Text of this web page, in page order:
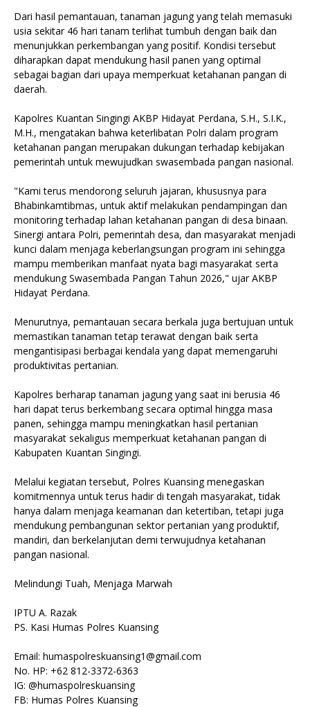
Dari hasil pemantauan, tanaman jagung yang telah memasuki
usia sekitar 46 hari tanam terlihat tumbuh dengan baik dan
menunjukkan perkembangan yang positif. Kondisi tersebut
diharapkan dapat mendukung hasil panen yang optimal
sebagai bagian dari upaya memperkuat ketahanan pangan di
daerah.
Kapolres Kuantan Singingi AKBP Hidayat Perdana, S.H., S.I.K.,
M.H., mengatakan bahwa keterlibatan Polri dalam program
ketahanan pangan merupakan dukungan terhadap kebijakan
pemerintah untuk mewujudkan swasembada pangan nasional.
"Kami terus mendorong seluruh jajaran, khususnya para
Bhabinkamtibmas, untuk aktif melakukan pendampingan dan
monitoring terhadap lahan ketahanan pangan di desa binaan.
Sinergi antara Polri, pemerintah desa, dan masyarakat menjadi
kunci dalam menjaga keberlangsungan program ini sehingga
mampu memberikan manfaat nyata bagi masyarakat serta
mendukung Swasembada Pangan Tahun 2026," ujar AKBP
Hidayat Perdana.
Menurutnya, pemantauan secara berkala juga bertujuan untuk
memastikan tanaman tetap terawat dengan baik serta
mengantisipasi berbagai kendala yang dapat memengaruhi
produktivitas pertanian.
Kapolres berharap tanaman jagung yang saat ini berusia 46
hari dapat terus berkembang secara optimal hingga masa
panen, sehingga mampu meningkatkan hasil pertanian
masyarakat sekaligus memperkuat ketahanan pangan di
Kabupaten Kuantan Singingi.
Melalui kegiatan tersebut, Polres Kuansing menegaskan
komitmennya untuk terus hadir di tengah masyarakat, tidak
hanya dalam menjaga keamanan dan ketertiban, tetapi juga
mendukung pembangunan sektor pertanian yang produktif,
mandiri, dan berkelanjutan demi terwujudnya ketahanan
pangan nasional.
Melindungi Tuah, Menjaga Marwah
IPTU A. Razak
PS. Kasi Humas Polres Kuansing
Email: humaspolreskuansing1@gmail.com
No. HP: +62 812-3372-6363
IG: @humaspolreskuansing
FB: Humas Polres Kuansing